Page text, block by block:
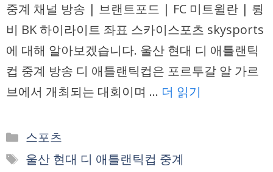
중계 채널 방송 | 브랜트포드 | FC 미트윌란 | 륑
비 BK 하이라이트 좌표 스카이스포츠 skysports
에 대해 알아보겠습니다. 울산 현대 디 애틀랜틱
컵 중계 방송 디 애틀랜틱컵은 포르투갈 알 가르
브에서 개최되는 대회이며 … 더 읽기
카
테
스포츠
태
울산 현대 디 애틀랜틱컵 중계